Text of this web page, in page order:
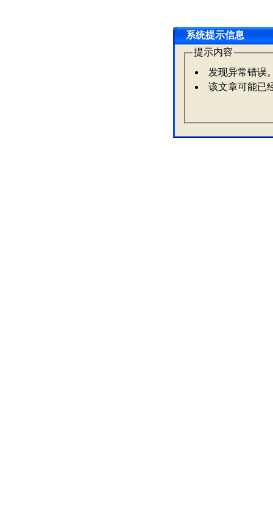
系统提示信息
提示内容
发现异常错误
该文章可能已